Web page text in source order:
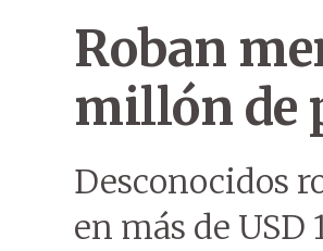
Roban
millón de
Desconocidos
en más de